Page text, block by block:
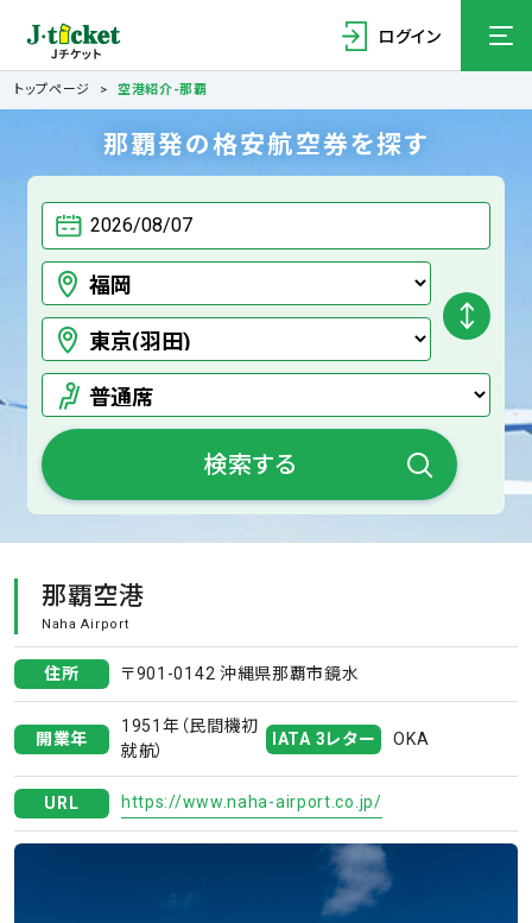
ログイン
トップページ 空港紹介-那覇
那覇発の格安航空券を探す
検索する
那覇空港
Naha Airport
住所 〒901-0142 沖縄県那覇市鏡水
開業年
1951年（民間機初
就航）
IATA 3レター OKA
URL https://www.naha-airport.co.jp/